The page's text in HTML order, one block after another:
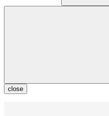
close